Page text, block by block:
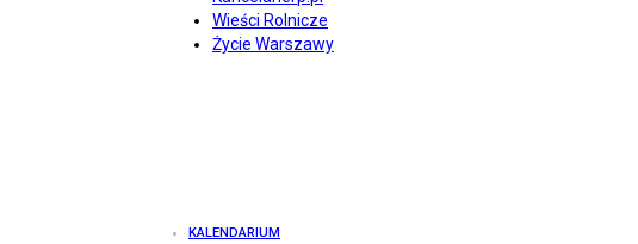
Wieści Rolnicze
Życie Warszawy
KALENDARIUM